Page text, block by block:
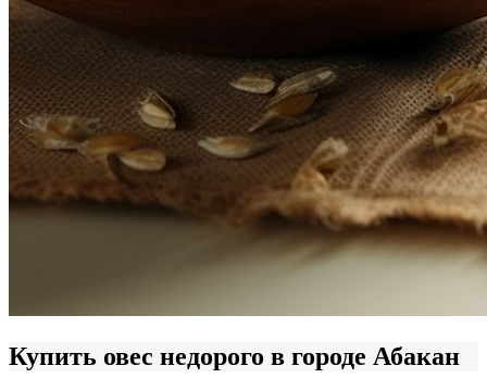
Купить овес недорого в городе Абакан